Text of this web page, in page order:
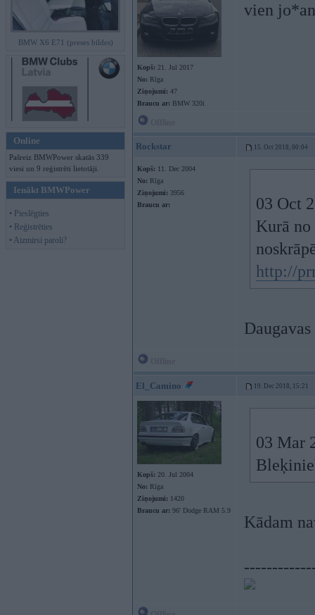
BMW X6 E71 (preses bildes)
Online
Pašreiz BMWPower skatās 339
viesi un 9 reģistrēti lietotāji.
Ienākt BMWPower
• Pieslēgties
• Reģistrēties
• Aizmirsi paroli?
Kopš: 21. Jul 2017
No: Rīga
Ziņojumi: 47
Braucu ar: BMW 320i
vien
Rockstar 15. Oct 2018, 00:04
Kopš: 11. Dec 2004
No: Rīga
Ziņojumi: 3956
Braucu ar:
03 Oct
Kurā no
http://
El_Camino 19. Dec 2018, 15:21
Kopš: 20. Jul 2004
No: Rīga
Ziņojumi: 1420
Braucu ar: 96' Dodge RAM 5.9
03 Mar
Kādam